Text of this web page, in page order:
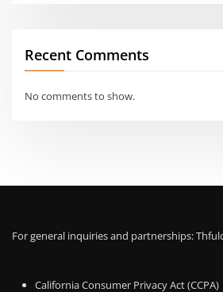
Recent Comments
No comments to show.
For general inquiries and partnerships:
California Consumer Privacy Act (CCPA)